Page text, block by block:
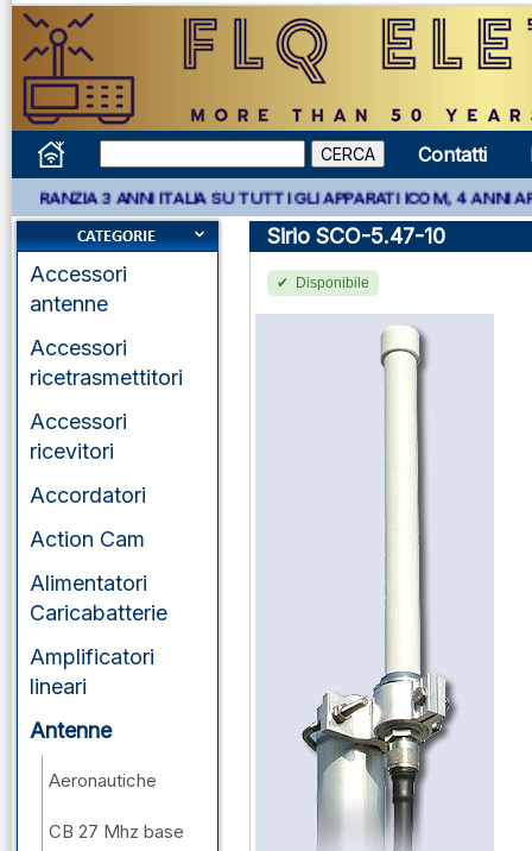
Contatti
ANNI ITALIA SU TUTTI GLI APPARATI ICOM, 4 ANNI APPARATI
Accessori
antenne
Accessori
ricetrasmettitori
Accessori
ricevitori
Accordatori
Action Cam
Alimentatori
Caricabatterie
Amplificatori
lineari
Antenne
Aeronautiche
CB 27 Mhz base
Sirio SCO-5.47-10
Disponibile